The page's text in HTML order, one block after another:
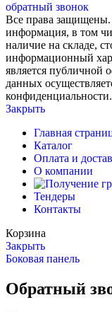
обратный звонок
Все права защищены.
информация, в том
наличие на складе,
информационный
является публичной
данных
конфиденциальности.
Закрыть
Главная
Каталог
Оплата и
О компании
Тендеры
Контакты
Корзина
Закрыть
Боковая панель
Обратный